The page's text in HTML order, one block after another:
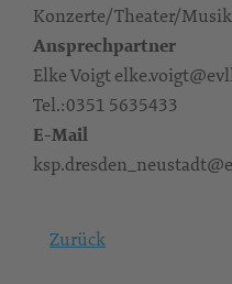
Konzerte/Theater/Musik
Ansprechpartner
Elke Voigt
Tel.:0351 5635433
E-Mail
Zurück